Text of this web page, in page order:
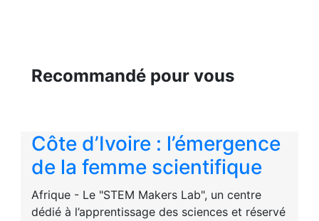
Recommandé pour vous
Côte d’Ivoire : l’émergence
de la femme scientifique
Afrique - Le "STEM Makers Lab", un centre
dédié à l’apprentissage des sciences et réservé